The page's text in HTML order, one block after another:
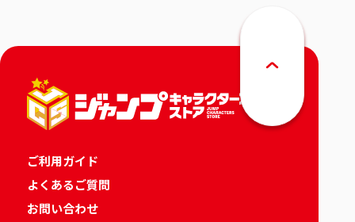
ご利用ガイド
よくあるご質問
お問い合わせ